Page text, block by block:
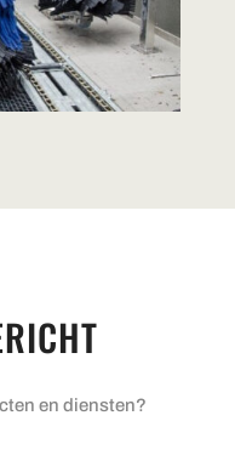
en diensten?